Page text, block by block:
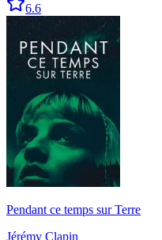
6.6
Pendant ce temps sur Terre
Jérémy Clapin